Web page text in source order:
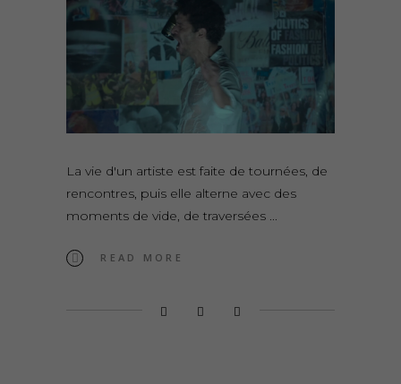
La vie d'un artiste est faite de tournées, de
rencontres, puis elle alterne avec des
moments de vide, de traversées
READ MORE